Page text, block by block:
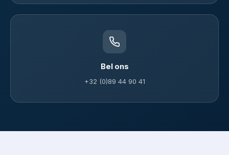
Bel ons
+32 (0)89 44 90 41